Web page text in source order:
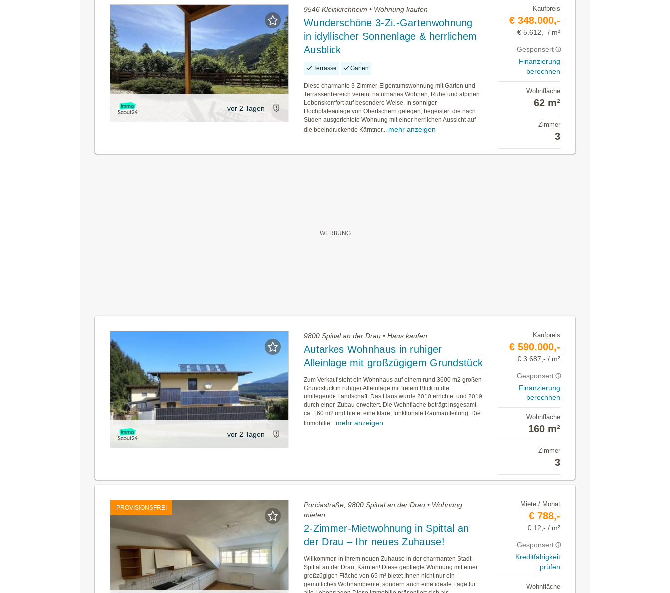
vor 2 Tagen
9546 Kleinkirchheim • Wohnung kaufen
Wunderschöne 3-Zi.-Gartenwohnung
in idyllischer Sonnenlage & herrlichem
Ausblick
Terrasse Garten
Diese charmante 3-Zimmer-Eigentumswohnung mit Garten und
Terrassenbereich vereint naturnahes Wohnen, Ruhe und alpinen
Lebenskomfort auf besondere Weise. In sonniger
Hochplateaulage von Obertschern gelegen, begeistert die nach
Süden ausgerichtete Wohnung mit einer herrlichen Aussicht auf
die beeindruckende Kärntner... mehr anzeigen
Kaufpreis
€ 348.000,-
€ 5.612,- / m²
Gesponsert
Finanzierung
berechnen
Wohnfläche
62 m²
Zimmer
3
vor 2 Tagen
9800 Spittal an der Drau • Haus kaufen
Autarkes Wohnhaus in ruhiger
Alleinlage mit großzügigem Grundstück
Zum Verkauf steht ein Wohnhaus auf einem rund 3600 m2 großen
Grundstück in ruhiger Alleinlage mit freiem Blick in die
umliegende Landschaft. Das Haus wurde 2010 errichtet und 2019
durch einen Zubau erweitert. Die Wohnfläche beträgt insgesamt
ca. 160 m2 und bietet eine klare, funktionale Raumaufteilung. Die
Immobilie... mehr anzeigen
Kaufpreis
€ 590.000,-
€ 3.687,- / m²
Gesponsert
Finanzierung
berechnen
Wohnfläche
160 m²
Zimmer
3
PROVISIONSFREI
Porciastraße, 9800 Spittal an der Drau • Wohnung
mieten
2-Zimmer-Mietwohnung in Spittal an
der Drau – Ihr neues Zuhause!
Willkommen in Ihrem neuen Zuhause in der charmanten Stadt
Spittal an der Drau, Kärnten! Diese gepflegte Wohnung mit einer
großzügigen Fläche von 65 m² bietet Ihnen nicht nur ein
gemütliches Wohnambiente, sondern auch eine ideale Lage für
Miete / Monat
€ 788,-
€ 12,- / m²
Gesponsert
Kreditfähigkeit
prüfen
Wohnfläche